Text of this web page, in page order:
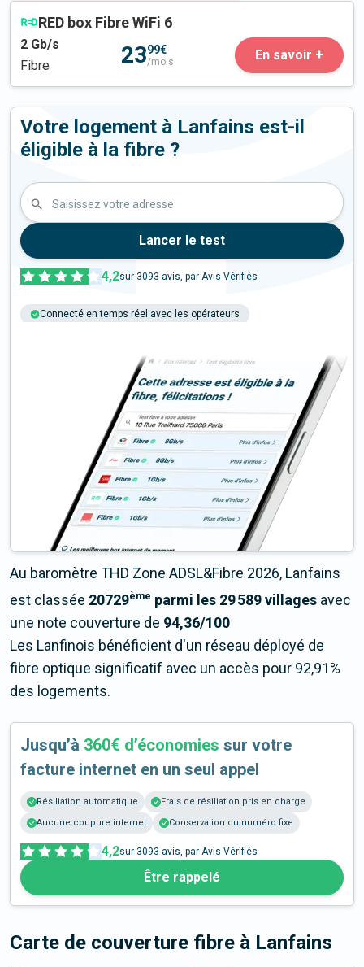
RED box Fibre WiFi 6
2 Gb/s
Fibre
2399€
/mois En savoir +
Votre logement à Lanfains est-il
éligible à la fibre ?
Saisissez votre adresse
Lancer le test
4,2sur 3093 avis, par Avis Vérifiés
Connecté en temps réel avec les opérateurs
Au baromètre THD Zone ADSL&Fibre 2026, Lanfains
est classée 20729ème parmi les 29 589 villages avec
une note couverture de 94,36/100
Les Lanfinois bénéficient d'un réseau déployé de
fibre optique significatif avec un accès pour 92,91%
des logements.
Jusqu’à 360€ d’économies sur votre
facture internet en un seul appel
Résiliation automatique
Frais de résiliation pris en charge
Aucune coupure internet
Conservation du numéro fixe
4,2sur 3093 avis, par Avis Vérifiés
Être rappelé
Carte de couverture fibre à Lanfains